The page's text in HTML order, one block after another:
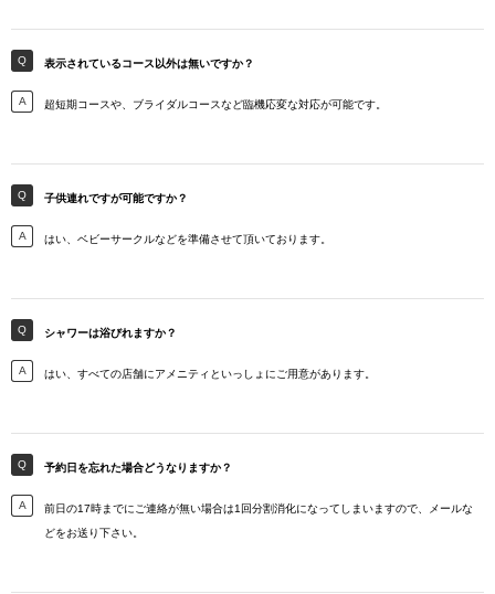
表示されているコース以外は無いですか？
超短期コースや、ブライダルコースなど臨機応変な対応が可能です。
子供連れですが可能ですか？
はい、ベビーサークルなどを準備させて頂いております。
シャワーは浴びれますか？
はい、すべての店舗にアメニティといっしょにご用意があります。
予約日を忘れた場合どうなりますか？
前日の17時までにご連絡が無い場合は1回分割消化になってしまいますので、メールな
どをお送り下さい。